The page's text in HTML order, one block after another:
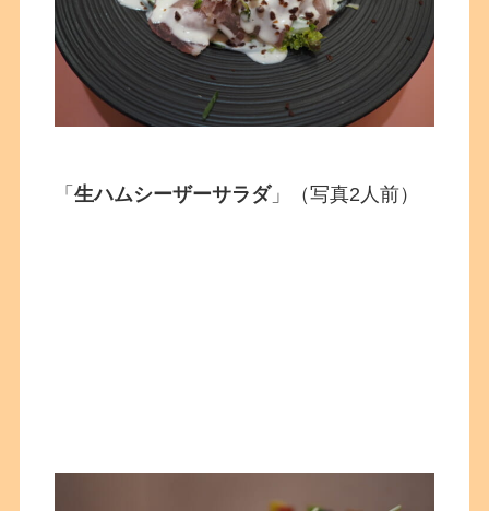
「生ハムシーザーサラダ」（写真2人前）